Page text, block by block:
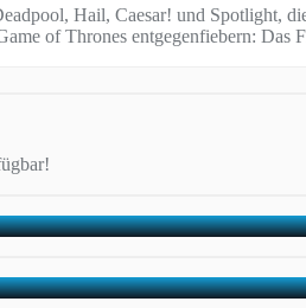
Hail, Caesar! und Spotlight,
of Thrones entgegenfiebern: Das